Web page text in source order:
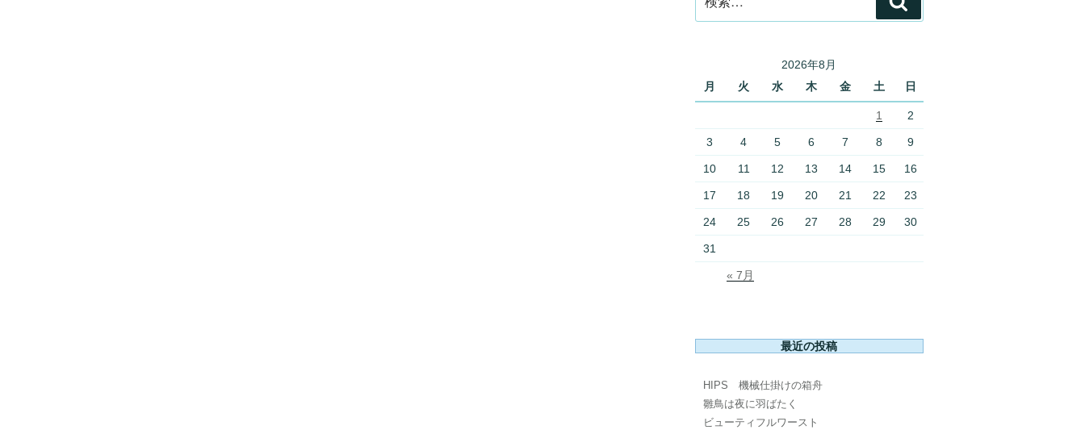
索:
索
2026年8月
月
火 水 木 金 土 日
1 2
3 4 5 6 7 8 9
10 11 12 13 14 15 16
17 18 19 20 21 22 23
24 25 26 27 28 29 30
31
« 7月
最近の投稿
HIPS 機械仕掛けの箱舟
雛鳥は夜に羽ばたく
ビューティフルワースト